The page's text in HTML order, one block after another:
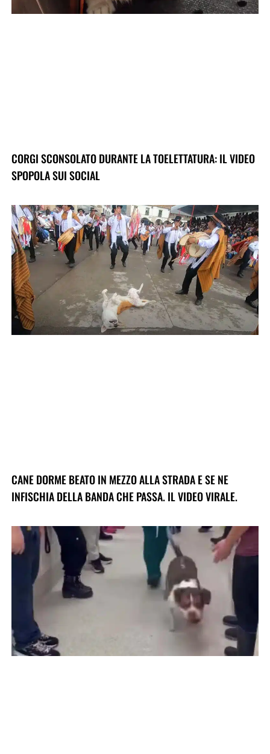
CORGI SCONSOLATO DURANTE LA TOELETTATURA: IL VIDEO
SPOPOLA SUI SOCIAL
CANE DORME BEATO IN MEZZO ALLA STRADA E SE NE
INFISCHIA DELLA BANDA CHE PASSA. IL VIDEO VIRALE.